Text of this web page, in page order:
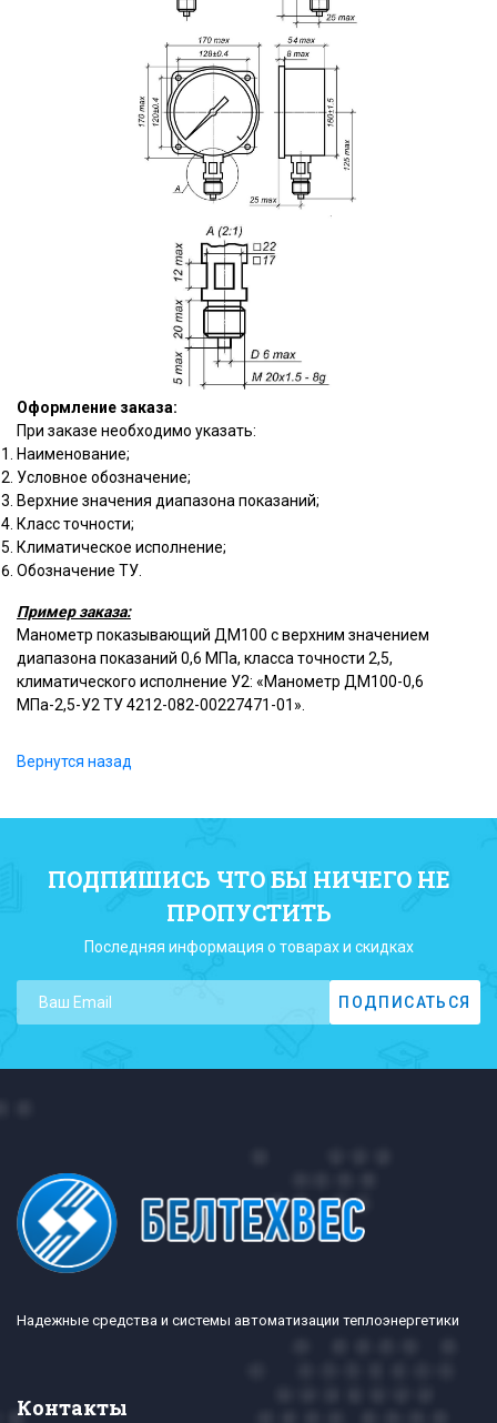
Оформление заказа:
При заказе необходимо указать:
Наименование;
Условное обозначение;
Верхние значения диапазона показаний;
Класс точности;
Климатическое исполнение;
Обозначение ТУ.
Пример заказа:
Манометр показывающий ДМ100 с верхним значением
диапазона показаний 0,6 МПа, класса точности 2,5,
климатического исполнение У2: «Манометр ДМ100-0,6
МПа-2,5-У2 ТУ 4212-082-00227471-01».
Вернутся назад
ПОДПИШИСЬ ЧТО БЫ НИЧЕГО НЕ
ПРОПУСТИТЬ
Последняя информация о товарах и скидках
Надежные средства и системы автоматизации теплоэнергетики
Контакты